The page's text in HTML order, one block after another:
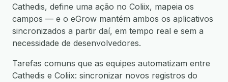
Cathedis, define uma ação no Coliix, mapeia os
campos — e o eGrow mantém ambos os aplicativos
sincronizados a partir daí, em tempo real e sem a
necessidade de desenvolvedores.
Tarefas comuns que as equipes automatizam entre
Cathedis e Coliix: sincronizar novos registros do